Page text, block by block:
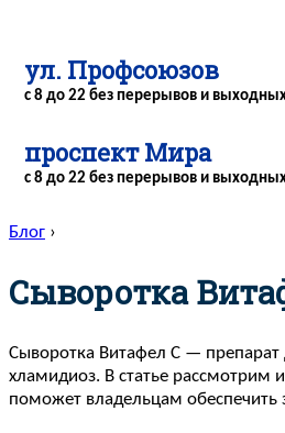
ул. Профсоюзов
с 8 до 22 без перерывов и
проспект Мира
с 8 до 22 без перерывов и
Блог ›
Сыворотка
Сыворотка Витафел С —
хламидиоз. В статье рассмотрим
поможет владельцам обеспечить